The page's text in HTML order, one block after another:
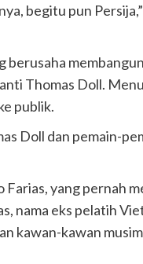
begitu pun
berusaha
Thomas Doll.
publik.
Doll dan pemain-
Farias, yang pernah
nama eks pelatih
kawan-kawan